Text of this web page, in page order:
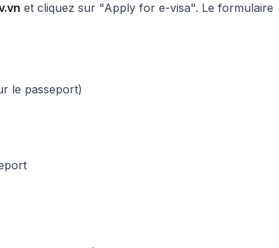
et cliquez sur "Apply for e-visa". Le formulaire
le passeport)